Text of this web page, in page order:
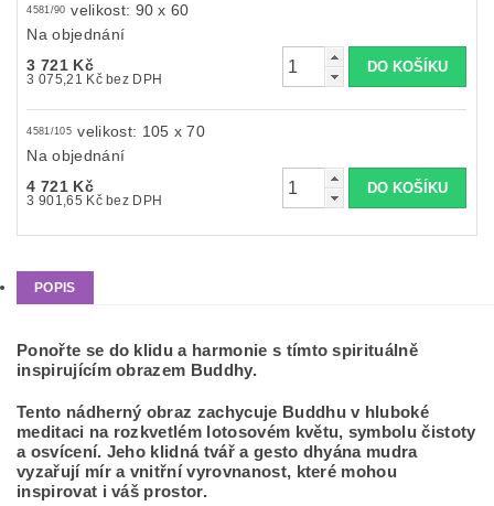
4581/90 velikost: 90 x 60
Na objednání
3 721 Kč
3 075,21 Kč bez DPH
4581/105 velikost: 105 x 70
Na objednání
4 721 Kč
3 901,65 Kč bez DPH
POPIS
Ponořte se do klidu a harmonie s tímto spirituálně
inspirujícím obrazem Buddhy.
Tento nádherný obraz zachycuje Buddhu v hluboké
meditaci na rozkvetlém lotosovém květu, symbolu čistoty
a osvícení. Jeho klidná tvář a gesto dhyána mudra
vyzařují mír a vnitřní vyrovnanost, které mohou
inspirovat i váš prostor.